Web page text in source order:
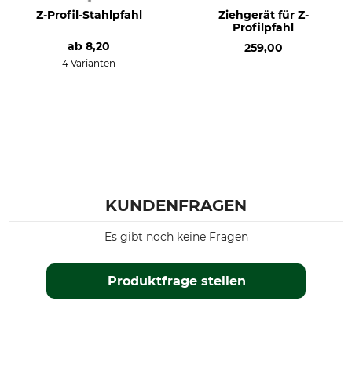
Z-Profil-Stahlpfahl
ab 8,20
4 Varianten
Ziehgerät für Z-
Profilpfahl
259,00
KUNDENFRAGEN
Produktfrage stellen
Es gibt noch keine Fragen